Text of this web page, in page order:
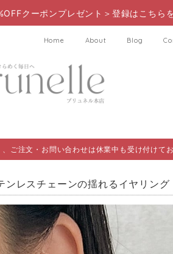
クーポンプレゼント＞登録はこちら
Home About Blog
ご注文・お問い合わせは休業中も受け付けてお
レスチェーンの揺れるイヤリング